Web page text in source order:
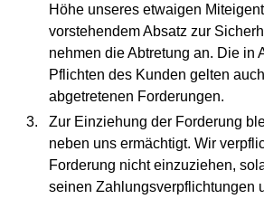
Höhe unseres etwaigen
vorstehendem Absatz zur
nehmen die Abtretung an. Die in
Pflichten des Kunden gelten
abgetretenen Forderungen.
Zur Einziehung der Forderung
neben uns ermächtigt. Wir
Forderung nicht einzuziehen,
seinen Zahlungsverpflichtungen